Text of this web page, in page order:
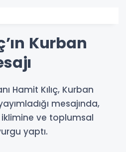
Kurban
Hamit Kılıç, Kurban
mesajında,
ve toplumsal
yaptı.